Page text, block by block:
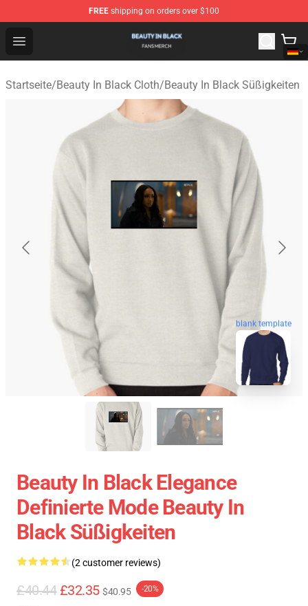
FREE shipping on orders over $100
Open menu
Beauty In Black Shop - Official Beauty In Black
Startseite/Beauty In Black Cloth/Beauty In Black Süßigkeiten
blank template
Beauty In Black Elegance
Definierte Mode Beauty In
Black Süßigkeiten
(2 customer reviews)
£40.44 £32.35 $40.95 -20%